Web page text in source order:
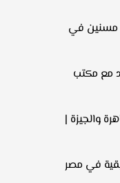
مسنين في
مع مكتب
والجيزة |
في مصر